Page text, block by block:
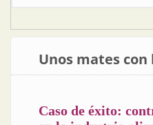
Unos mates
Caso de éxito: